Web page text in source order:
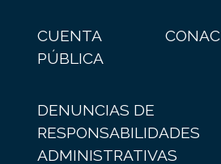
CUENTA
PÚBLICA
CONAC
DENUNCIAS DE
RESPONSABILIDADES
ADMINISTRATIVAS